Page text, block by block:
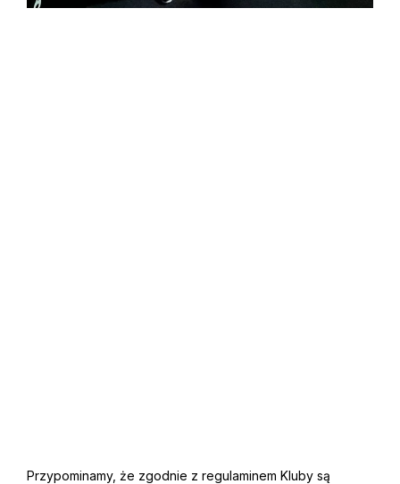
Przypominamy, że zgodnie z regulaminem Kluby są